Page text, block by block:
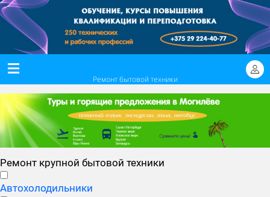
Ремонт бытовой техники
Ремонт крупной бытовой техники
Автохолодильники